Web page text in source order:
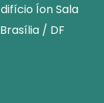
Íon Sala
/ DF